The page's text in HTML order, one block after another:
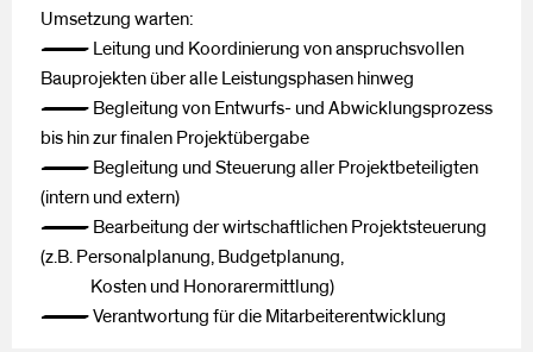
Umsetzung warten:
— Leitung und Koordinierung von anspruchsvollen
Bauprojekten über alle Leistungsphasen hinweg
— Begleitung von Entwurfs- und Abwicklungsprozess
bis hin zur finalen Projektübergabe
— Begleitung und Steuerung aller Projektbeteiligten
(intern und extern)
— Bearbeitung der wirtschaftlichen Projektsteuerung
(z.B. Personalplanung, Budgetplanung,
Kosten und Honorarermittlung)
— Verantwortung für die Mitarbeiterentwicklung